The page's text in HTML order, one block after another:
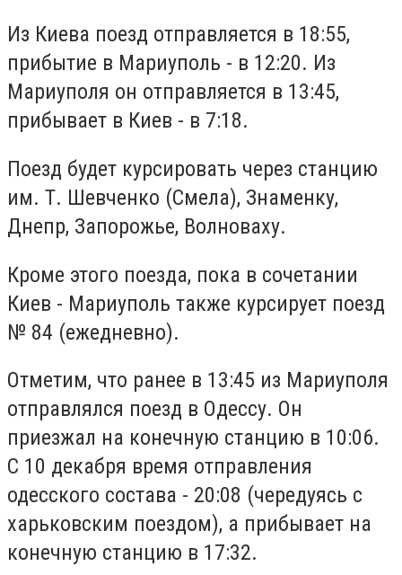
Из Киева поезд отправляется в 18:55,
прибытие в Мариуполь - в 12:20. Из
Мариуполя он отправляется в 13:45,
прибывает в Киев - в 7:18.
Поезд будет курсировать через станцию ​​
им. Т. Шевченко (Смела), Знаменку,
Днепр, Запорожье, Волноваху.
Кроме этого поезда, пока в сочетании
Киев - Мариуполь также курсирует поезд
№ 84 (ежедневно).
Отметим, что ранее в 13:45 из Мариуполя
отправлялся поезд в Одессу. Он
приезжал на конечную станцию в 10:06.
С 10 декабря время отправления
одесского состава - 20:08 (чередуясь с
харьковским поездом), а прибывает на
конечную станцию в 17:32.